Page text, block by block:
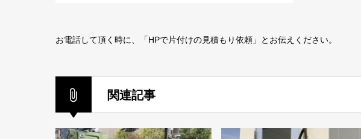
お電話して頂く時に、「HPで片付けの見積もり依頼」とお伝えください。
関連記事